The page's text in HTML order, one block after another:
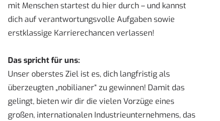
mit Menschen startest du hier durch – und kannst
dich auf verantwortungsvolle Aufgaben sowie
erstklassige Karrierechancen verlassen!
Das spricht für uns:
Unser oberstes Ziel ist es, dich langfristig als
überzeugten „nobilianer“ zu gewinnen! Damit das
gelingt, bieten wir dir die vielen Vorzüge eines
großen, internationalen Industrieunternehmens, das